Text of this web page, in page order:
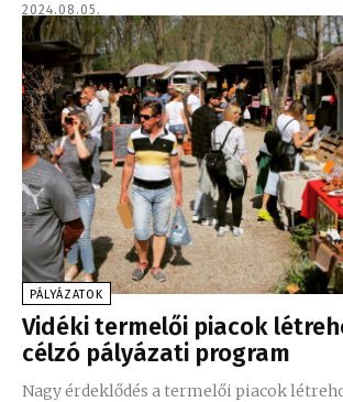
2024.08.05.
PÁLYÁZATOK
Vidéki termelői piacok
célzó pályázati program
Nagy érdeklődés a termelői piacok